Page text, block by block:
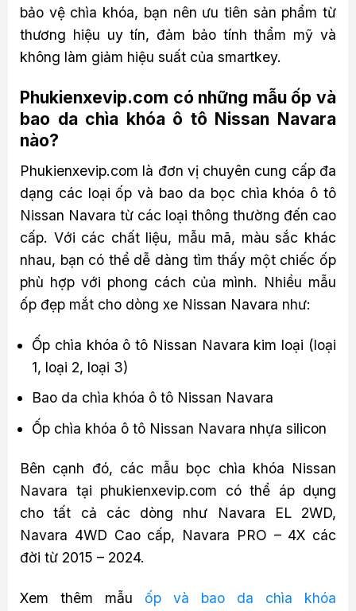
bảo vệ chìa khóa, bạn nên ưu tiên sản phẩm từ
thương hiệu uy tín, đảm bảo tính thẩm mỹ và
không làm giảm hiệu suất của smartkey.
Phukienxevip.com có những mẫu ốp và
bao da chìa khóa ô tô Nissan Navara
nào?
Phukienxevip.com là đơn vị chuyên cung cấp đa
dạng các loại ốp và bao da bọc chìa khóa ô tô
Nissan Navara từ các loại thông thường đến cao
cấp. Với các chất liệu, mẫu mã, màu sắc khác
nhau, bạn có thể dễ dàng tìm thấy một chiếc ốp
phù hợp với phong cách của mình. Nhiều mẫu
ốp đẹp mắt cho dòng xe Nissan Navara như:
Ốp chìa khóa ô tô Nissan Navara kim loại (loại
1, loại 2, loại 3)
Bao da chìa khóa ô tô Nissan Navara
Ốp chìa khóa ô tô Nissan Navara nhựa silicon
Bên cạnh đó, các mẫu bọc chìa khóa Nissan
Navara tại phukienxevip.com có thể áp dụng
cho tất cả các dòng như Navara EL 2WD,
Navara 4WD Cao cấp, Navara PRO – 4X các
đời từ 2015 – 2024.
Xem thêm mẫu ốp và bao da chìa khóa